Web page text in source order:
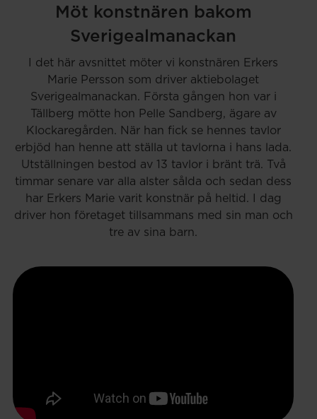
Möt konstnären bakom
Sverigealmanackan
I det här avsnittet möter vi konstnären Erkers
Marie Persson som driver aktiebolaget
Sverigealmanackan. Första gången hon var i
Tällberg mötte hon Pelle Sandberg, ägare av
Klockaregården. När han fick se hennes tavlor
erbjöd han henne att ställa ut tavlorna i hans lada.
Utställningen bestod av 13 tavlor i bränt trä. Två
timmar senare var alla alster sålda och sedan dess
har Erkers Marie varit konstnär på heltid. I dag
driver hon företaget tillsammans med sin man och
tre av sina barn.